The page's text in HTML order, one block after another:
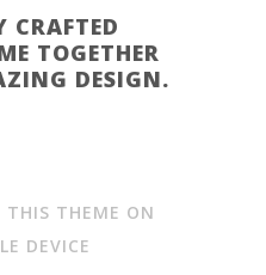
CRAFTED
TOGETHER
DESIGN.
THIS THEME ON
DEVICE